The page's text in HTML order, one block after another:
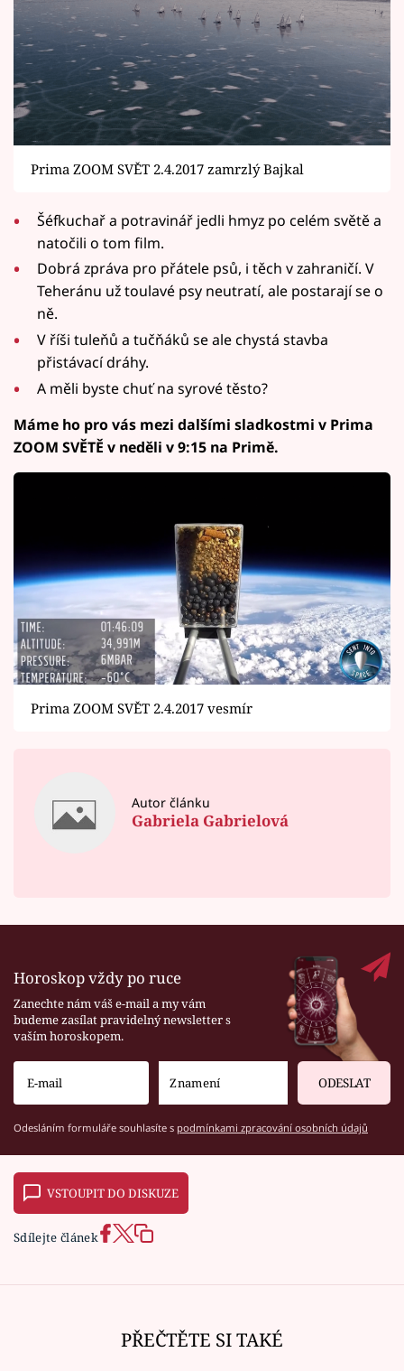
Prima ZOOM SVĚT 2.4.2017 zamrzlý Bajkal
Šéfkuchař a potravinář jedli hmyz po celém světě a
natočili o tom film.
Dobrá zpráva pro přátele psů, i těch v zahraničí. V
Teheránu už toulavé psy neutratí, ale postarají se o
ně.
V říši tuleňů a tučňáků se ale chystá stavba
přistávací dráhy.
A měli byste chuť na syrové těsto?
Máme ho pro vás mezi dalšími sladkostmi v Prima
ZOOM SVĚTĚ v neděli v 9:15 na Primě.
Prima ZOOM SVĚT 2.4.2017 vesmír
Autor článku
Gabriela Gabrielová
Horoskop vždy po ruce
Zanechte nám váš e-mail a my vám
budeme zasílat pravidelný newsletter s
vaším horoskopem.
ODESLAT
Odesláním formuláře souhlasíte s podmínkami zpracování osobních údajů
VSTOUPIT DO DISKUZE
Sdílejte článek
PŘEČTĚTE SI TAKÉ